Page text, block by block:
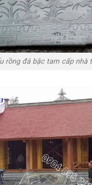
rồng đá bậc tam cấp nhà